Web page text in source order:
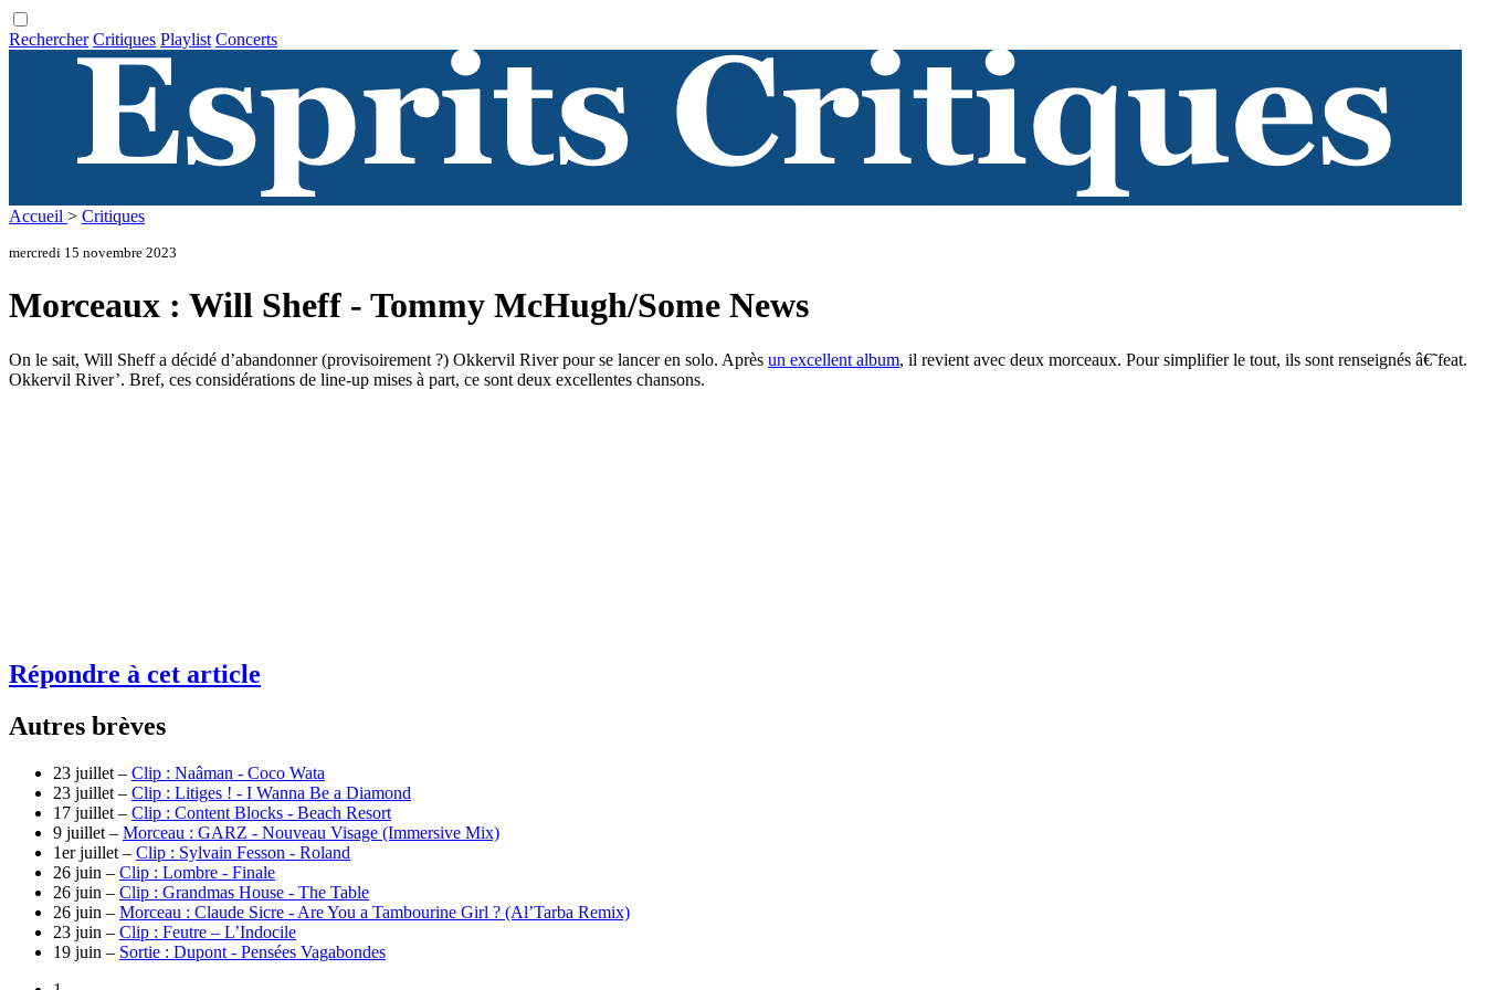
Rechercher Critiques Playlist Concerts
Accueil > Critiques
mercredi 15 novembre 2023
Morceaux : Will Sheff - Tommy McHugh/Some News
On le sait, Will Sheff a décidé d’abandonner (provisoirement ?) Okkervil River pour se lancer en solo. Après un excellent album, il revient avec deux morceaux. Pour simplifier le tout, ils sont renseignés â€˜feat.
Okkervil River’. Bref, ces considérations de line-up mises à part, ce sont deux excellentes chansons.
Répondre à cet article
Autres brèves
23 juillet – Clip : Naâman - Coco Wata
23 juillet – Clip : Litiges ! - I Wanna Be a Diamond
17 juillet – Clip : Content Blocks - Beach Resort
9 juillet – Morceau : GARZ - Nouveau Visage (Immersive Mix)
1er juillet – Clip : Sylvain Fesson - Roland
26 juin – Clip : Lombre - Finale
26 juin – Clip : Grandmas House - The Table
26 juin – Morceau : Claude Sicre - Are You a Tambourine Girl ? (Al’Tarba Remix)
23 juin – Clip : Feutre – L’Indocile
19 juin – Sortie : Dupont - Pensées Vagabondes